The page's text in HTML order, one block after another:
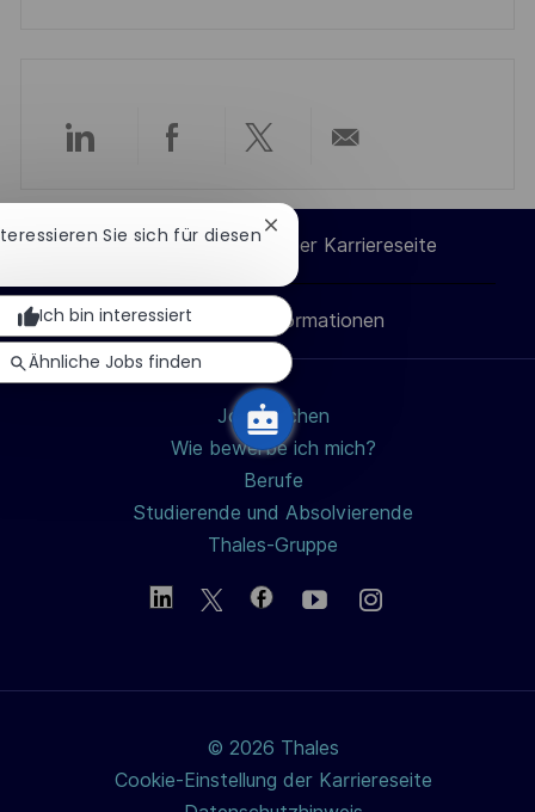
t
i
c
u
n
g
Über
LinkedIn
Über
Facebook
Über
Twitter
teilen
E-
Mail
teilen
Cookie-Einstellungen der Karriereseite
Persönliche Informationen
Jobs suchen
Wie bewerbe ich mich?
Berufe
Studierende und Absolvierende
Thales-Gruppe
© 2026 Thales
Cookie-Einstellung der Karriereseite
Sie sich für diesen Chatbot-
Benachrichtigung
schließen
Ich bin interessiert
Ähnliche Jobs finden